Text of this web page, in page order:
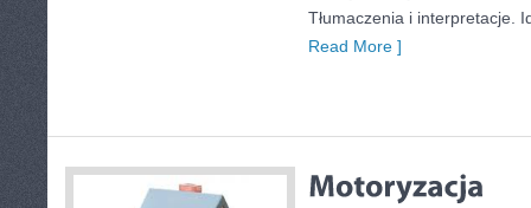
Tłumaczenia i interpretacje.
Read More ]